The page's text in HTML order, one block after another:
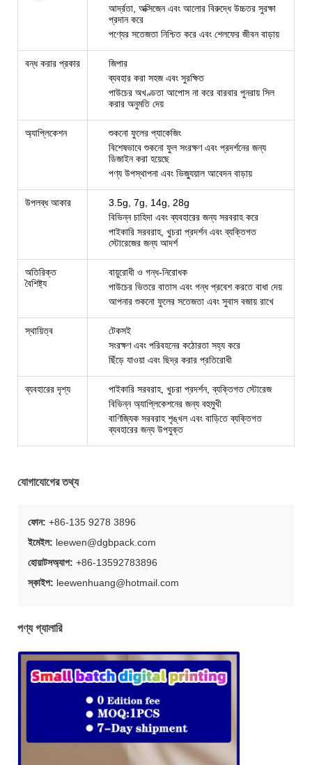
আর্দ্রতা, অক্সিজেন এবং আলোর বিরুদ্ধে উচ্চতর সুরক্ষা
প্রদান করে
পণ্যের সতেজতা নিশ্চিত করে এবং শেলফের জীবন বাড়ায়
বন্ধ করার প্রকার
জিপার
ব্যবহার করা সহজ এবং সুরক্ষিত
পাউচের অখণ্ডতা আপোস না করে বারবার পুনরায় সিল
করার অনুমতি দেয়
অ্যাপ্লিকেশন
শুকনো ফুলের প্যাকেজিং
বিশেষভাবে শুকনো ফুল সংরক্ষণ এবং প্রদর্শনের জন্য
ডিজাইন করা হয়েছে
পণ্য উপস্থাপনা এবং ভিজ্যুয়াল আবেদন বাড়ায়
উপলব্ধ আকার
3.5g, 7g, 14g, 28g
বিভিন্ন চাহিদা এবং ব্যবহারের জন্য সরবরাহ করে
পাইকারি সরবরাহ, খুচরা প্রদর্শন এবং ব্যক্তিগত
স্টোরেজের জন্য আদর্শ
অতিরিক্ত
বৈশিষ্ট্য
বায়ুরোধী ও গন্ধ-নিরোধক
পাউচের ভিতরে বাতাস এবং গন্ধ প্রবেশ করতে বাধা দেয়
আপনার শুকনো ফুলের সতেজতা এবং সুবাস বজায় রাখে
স্থায়িত্ব
টেকসই
সংরক্ষণ এবং পরিবহনের কঠোরতা সহ্য করে
ছিঁড়ে যাওয়া এবং ছিদ্র করার প্রতিরোধী
ব্যবহারের দৃশ্য
পাইকারি সরবরাহ, খুচরা প্রদর্শন, ব্যক্তিগত স্টোরেজ
বিভিন্ন অ্যাপ্লিকেশনের জন্য বহুমুখী
বাণিজ্যিক সরবরাহ শৃঙ্খল এবং বাড়িতে ব্যক্তিগত
ব্যবহারের জন্য উপযুক্ত
যোগাযোগের তথ্য
ফোন: +86-135 9278 3896
ইমেইল: leewen@dgbpack.com
হোয়াটসঅ্যাপ: +86-13592783896
স্কাইপ: leewenhuang@hotmail.com
পণ্য গ্যালারি